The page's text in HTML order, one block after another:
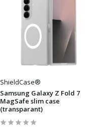
ShieldCase®
Samsung Galaxy Z Fold 7
MagSafe slim case
(transparant)